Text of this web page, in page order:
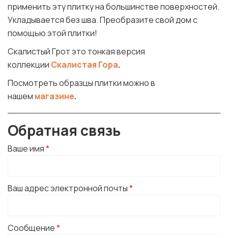
применить эту плитку на большинстве поверхностей.
Укладывается без шва. Преобразите свой дом с
помощью этой плитки!
Скалистый Грот это тонкая версия
коллекции Скалистая Гора.
Посмотреть образцы плитки можно в
нашем магазине.
Обратная связь
Ваше имя*
Ваш адрес электронной почты*
Сообщение*